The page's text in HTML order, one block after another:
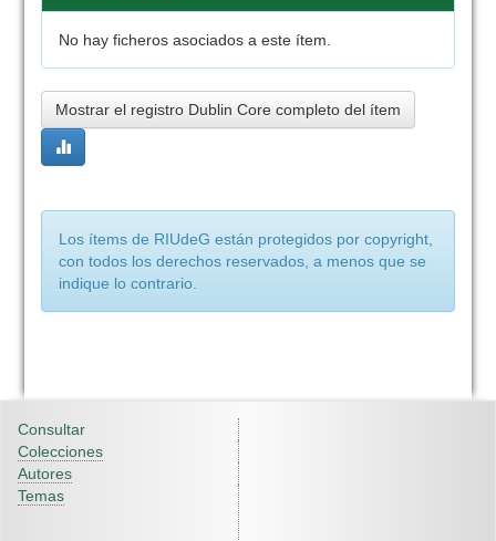
No hay ficheros asociados a este ítem.
Mostrar el registro Dublin Core completo del ítem
Los ítems de RIUdeG están protegidos por copyright,
con todos los derechos reservados, a menos que se
indique lo contrario.
Consultar
Colecciones
Autores
Temas